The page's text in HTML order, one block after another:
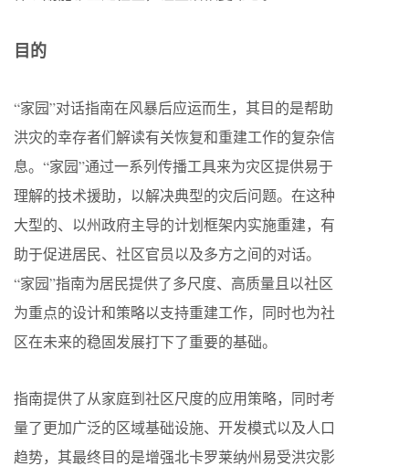
目的
“家园”对话指南在风暴后应运而生，其目的是帮助
洪灾的幸存者们解读有关恢复和重建工作的复杂信
息。“家园”通过一系列传播工具来为灾区提供易于
理解的技术援助，以解决典型的灾后问题。在这种
大型的、以州政府主导的计划框架内实施重建，有
助于促进居民、社区官员以及多方之间的对话。
“家园”指南为居民提供了多尺度、高质量且以社区
为重点的设计和策略以支持重建工作，同时也为社
区在未来的稳固发展打下了重要的基础。
指南提供了从家庭到社区尺度的应用策略，同时考
量了更加广泛的区域基础设施、开发模式以及人口
趋势，其最终目的是增强北卡罗莱纳州易受洪灾影